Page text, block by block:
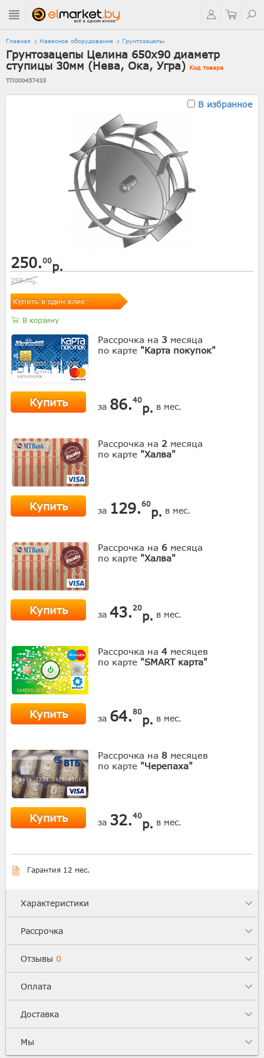
Главная Навесное оборудование Грунтозацепы
Грунтозацепы Целина 650х90 диаметр
ступицы 30мм (Нева, Ока, Угра) Код товара
ТП000457433
В избранное
250.00р.
259.20р.
Купить в один клик
В корзину
Рассрочка на 3 месяца
по карте "Карта покупок"
Купить за 86.40
р. в мес.
Рассрочка на 2 месяца
по карте "Халва"
Купить за 129.60
р. в мес.
Рассрочка на 6 месяца
по карте "Халва"
Купить за 43. 20
р. в мес.
Рассрочка на 4 месяцев
по карте "SMART карта"
Купить за 64.80
р. в мес.
Рассрочка на 8 месяцев
по карте "Черепаха"
Купить за 32.40
р. в мес.
Гарантия 12 мес.
Характеристики
Рассрочка
Отзывы 0
Оплата
Доставка
Мы